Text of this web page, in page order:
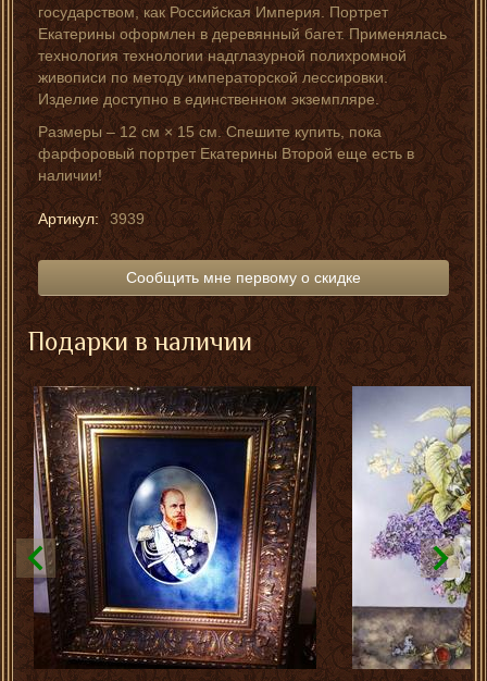
государством, как Российская Империя. Портрет
Екатерины оформлен в деревянный багет. Применялась
технология технологии надглазурной полихромной
живописи по методу императорской лессировки.
Изделие доступно в единственном экземпляре.
Размеры – 12 см × 15 см. Спешите купить, пока
фарфоровый портрет Екатерины Второй еще есть в
наличии!
Артикул: 3939
Сообщить мне первому о скидке
Подарки в наличии